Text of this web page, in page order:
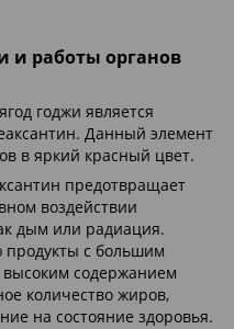
и работы органов
годжи является
Данный элемент
в яркий красный цвет.
предотвращает
воздействии
дым или радиация.
продукты с большим
высоким содержанием
количество жиров,
на состояние здоровья.